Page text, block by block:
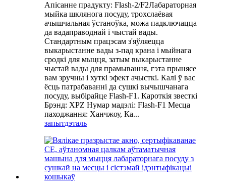
Апісанне прадукту: Flash-2/F2Лабараторная
мыйка шклянога посуду, трохслаёвая
ачышчальная ўстаноўка, можа падключацца
да вадаправоднай і чыстай вады.
Стандартным працэсам з'яўляецца
выкарыстанне вады з-пад крана і мыйнага
сродкі для мыцця, затым выкарыстанне
чыстай вады для прамывання, гэта прынясе
вам зручны і хуткі эфект ачысткі. Калі ў вас
ёсць патрабаванні да сушкі вычышчанага
посуду, выбірайце Flash-F1. Кароткія звесткі
Брэнд: XPZ Нумар мадэлі: Flash-F1 Месца
паходжання: Ханчжоу, Ка...
запытдэталь